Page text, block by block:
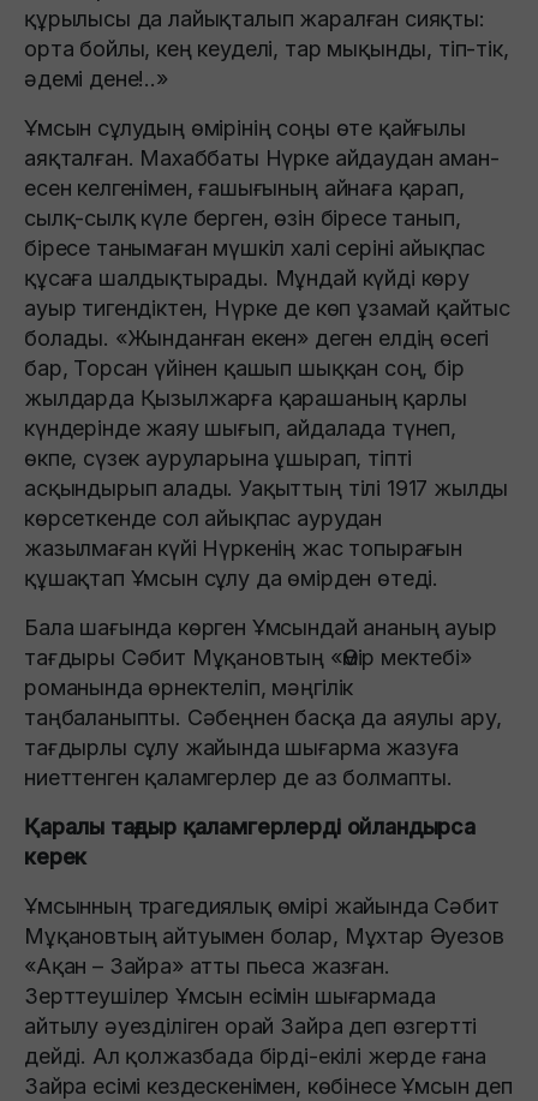
құрылысы да лайықталып жаралған сияқты:
орта бойлы, кең кеуделі, тар мықынды, тіп-тік,
әдемі дене!..»
Ұмсын сұлудың өмірінің соңы өте қайғылы
аяқталған. Махаббаты Нүрке айдаудан аман-
есен келгенімен, ғашығының айнаға қарап,
сылқ-сылқ күле берген, өзін біресе танып,
біресе танымаған мүшкіл халі серіні айықпас
құсаға шалдықтырады. Мұндай күйді көру
ауыр тигендіктен, Нүрке де көп ұзамай қайтыс
болады. «Жынданған екен» деген елдің өсегі
бар, Торсан үйінен қашып шыққан соң, бір
жылдарда Қызылжарға қарашаның қарлы
күндерінде жаяу шығып, айдалада түнеп,
өкпе, сүзек ауруларына ұшырап, тіпті
асқындырып алады. Уақыттың тілі 1917 жылды
көрсеткенде сол айықпас аурудан
жазылмаған күйі Нүркенің жас топырағын
құшақтап Ұмсын сұлу да өмірден өтеді.
Бала шағында көрген Ұмсындай ананың ауыр
тағдыры Сәбит Мұқановтың «Өмір мектебі»
романында өрнектеліп, мәңгілік
таңбаланыпты. Сәбеңнен басқа да аяулы ару,
тағдырлы сұлу жайында шығарма жазуға
ниеттенген қаламгерлер де аз болмапты.
Қаралы тағдыр қаламгерлерді ойландырса
керек
Ұмсынның трагедиялық өмірі жайында Сәбит
Мұқановтың айтуымен болар, Мұхтар Әуезов
«Ақан – Зайра» атты пьеса жазған.
Зерттеушілер Ұмсын есімін шығармада
айтылу әуезділіген орай Зайра деп өзгертті
дейді. Ал қолжазбада бірді-екілі жерде ғана
Зайра есімі кездескенімен, көбінесе Ұмсын деп